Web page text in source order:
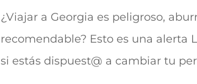
¿Viajar a Georgia es peligroso,
recomendable? Esto es una alerta
si estás dispuest@ a cambiar tu